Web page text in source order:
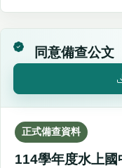
同意備查公文
正式備查資料
114學年度水上